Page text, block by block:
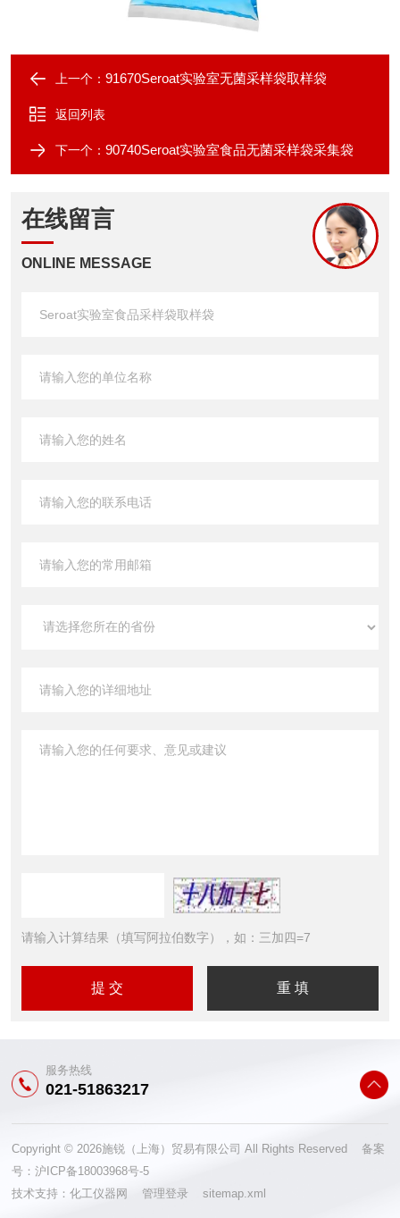
上一个： 91670Seroat实验室无菌采样袋取样袋
返回列表
下一个： 90740Seroat实验室食品无菌采样袋采集袋
在线留言
ONLINE MESSAGE
请输入计算结果（填写阿拉伯数字），如：三加四=7
服务热线
021-51863217
Copyright © 2026施锐（上海）贸易有限公司 All Rights Reserved 备案
号：沪ICP备18003968号-5
技术支持：化工仪器网管理登录 sitemap.xml